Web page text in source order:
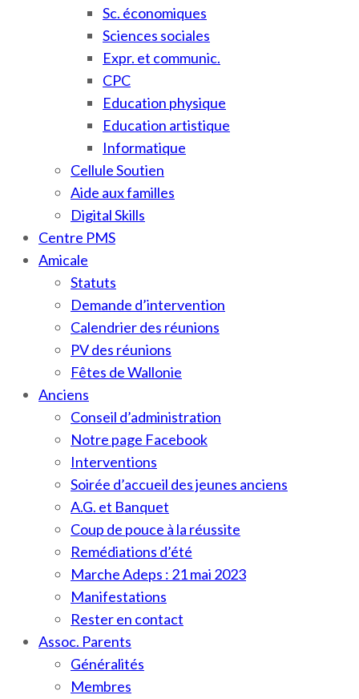
Sc. économiques
Sciences sociales
Expr. et communic.
CPC
Education physique
Education artistique
Informatique
Cellule Soutien
Aide aux familles
Digital Skills
Centre PMS
Amicale
Statuts
Demande d’intervention
Calendrier des réunions
PV des réunions
Fêtes de Wallonie
Anciens
Conseil d’administration
Notre page Facebook
Interventions
Soirée d’accueil des jeunes anciens
A.G. et Banquet
Coup de pouce à la réussite
Remédiations d’été
Marche Adeps : 21 mai 2023
Manifestations
Rester en contact
Assoc. Parents
Généralités
Membres